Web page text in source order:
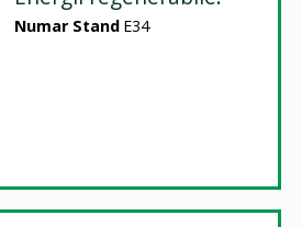
Numar Stand E34